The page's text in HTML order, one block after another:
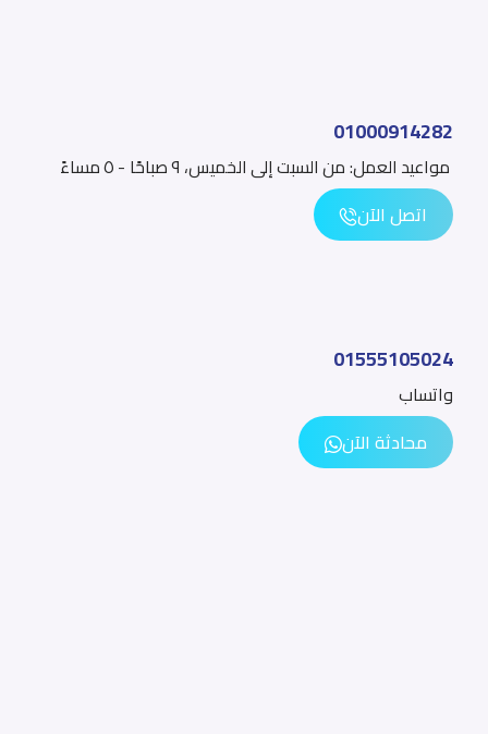
01000914282
01000914282
مواعيد العمل: من السبت إلى الخميس، ٩ صباحًا - ٥ مساءً
مواعيد العمل:منالسبتإلىالخميس، ٩صباحًا -٥مساءً
اتصل الآن
01555105024
01555105024
واتساب
واتساب
محادثة الآن